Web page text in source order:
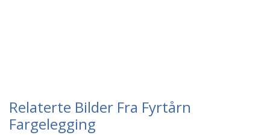
Relaterte Bilder Fra Fyrtårn
Fargelegging